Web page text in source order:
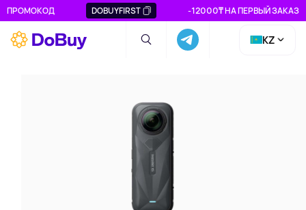
ПРОМОКОД DOBUYFIRST -12000₸ НА ПЕРВЫЙ ЗАКАЗ
KZ